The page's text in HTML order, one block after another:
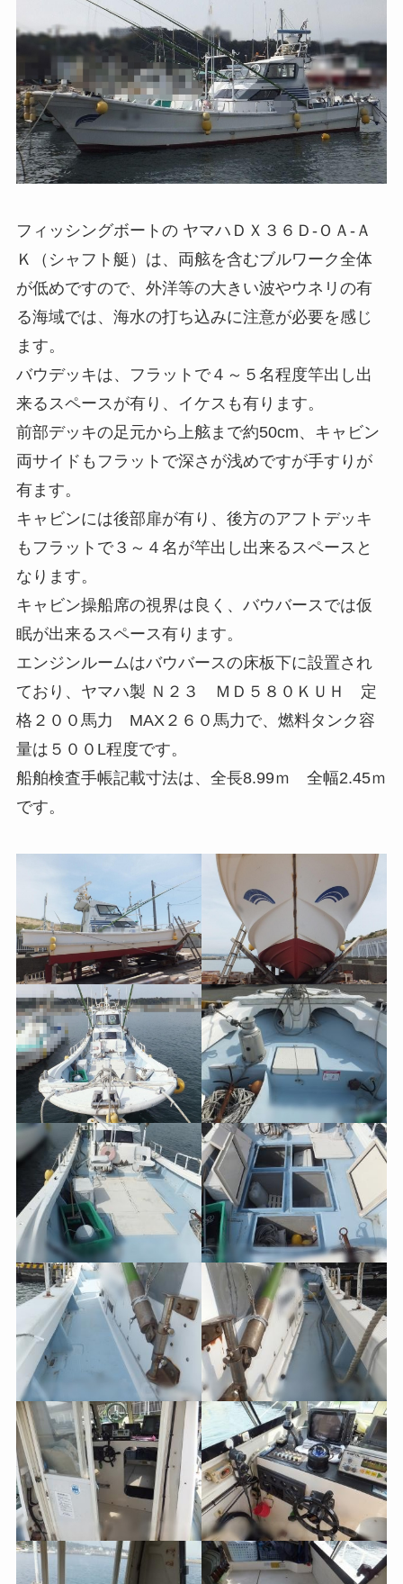
フィッシングボートの ヤマハＤＸ３６Ｄ-ＯＡ-Ａ
Ｋ（シャフト艇）は、両舷を含むブルワーク全体
が低めですので、外洋等の大きい波やウネリの有
る海域では、海水の打ち込みに注意が必要を感じ
ます。
バウデッキは、フラットで４～５名程度竿出し出
来るスペースが有り、イケスも有ります。
前部デッキの足元から上舷まで約50cm、キャビン
両サイドもフラットで深さが浅めですが手すりが
有ます。
キャビンには後部扉が有り、後方のアフトデッキ
もフラットで３～４名が竿出し出来るスペースと
なります。
キャビン操船席の視界は良く、バウバースでは仮
眠が出来るスペース有ります。
エンジンルームはバウバースの床板下に設置され
ており、ヤマハ製 Ｎ２３ ＭＤ５８０ＫＵＨ 定
格２００馬力 MAX２６０馬力で、燃料タンク容
量は５００L程度です。
船舶検査手帳記載寸法は、全長8.99ｍ 全幅2.45ｍ
です。